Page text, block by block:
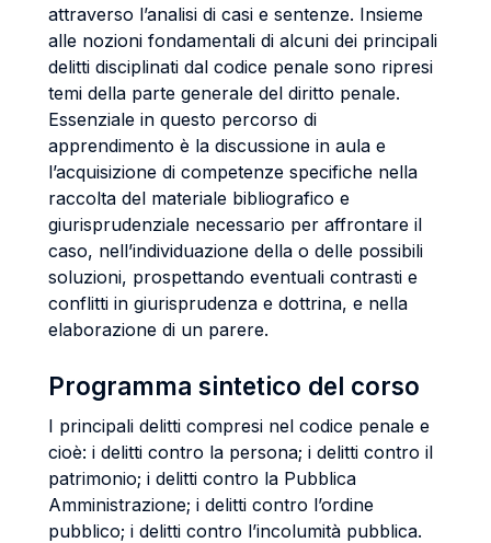
attraverso l’analisi di casi e sentenze. Insieme
alle nozioni fondamentali di alcuni dei principali
delitti disciplinati dal codice penale sono ripresi
temi della parte generale del diritto penale.
Essenziale in questo percorso di
apprendimento è la discussione in aula e
l’acquisizione di competenze specifiche nella
raccolta del materiale bibliografico e
giurisprudenziale necessario per affrontare il
caso, nell’individuazione della o delle possibili
soluzioni, prospettando eventuali contrasti e
conflitti in giurisprudenza e dottrina, e nella
elaborazione di un parere.
Programma sintetico del corso
I principali delitti compresi nel codice penale e
cioè: i delitti contro la persona; i delitti contro il
patrimonio; i delitti contro la Pubblica
Amministrazione; i delitti contro l’ordine
pubblico; i delitti contro l’incolumità pubblica.